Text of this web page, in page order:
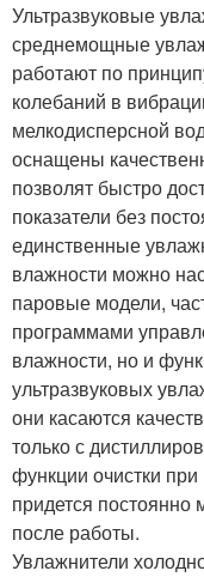
Ультразвуковые
среднемощные
работают по
колебаний в
мелкодисперсной
оснащены
позволят быстро
показатели без
единственные
влажности можно
паровые модели,
программами
влажности, но и
ультразвуковых
они касаются
только с
функции очистки
придется постоянно
после работы.
Увлажнители